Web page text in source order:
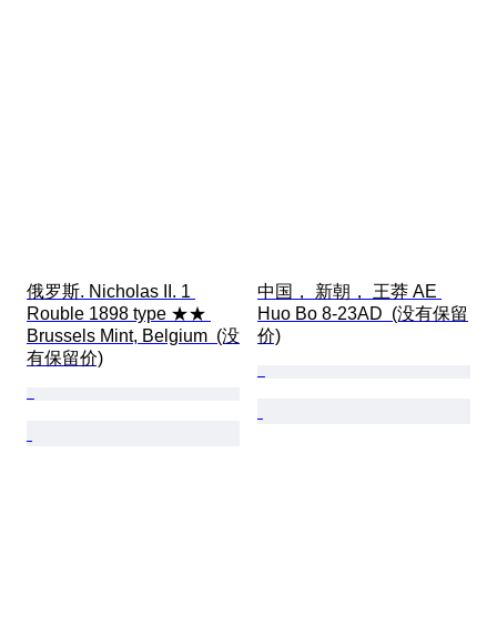
俄罗斯. Nicholas II. 1
Rouble 1898 type ★★
Brussels Mint, Belgium  (没
有保留价)
中国， 新朝， 王莽 AE
Huo Bo 8-23AD  (没有保留
价)